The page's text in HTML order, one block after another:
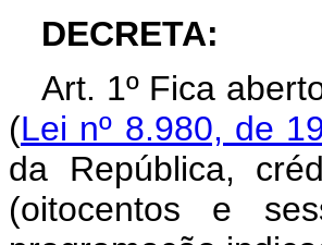
DECRETA:
Art. 1º Fica
(Lei nº 8.980, de
da República,
(oitocentos e